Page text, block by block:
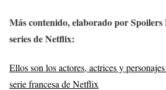
Más contenido, elaborado por Spoilers
series de Netflix:
Ellos son los actores, actrices y
serie francesa de Netflix